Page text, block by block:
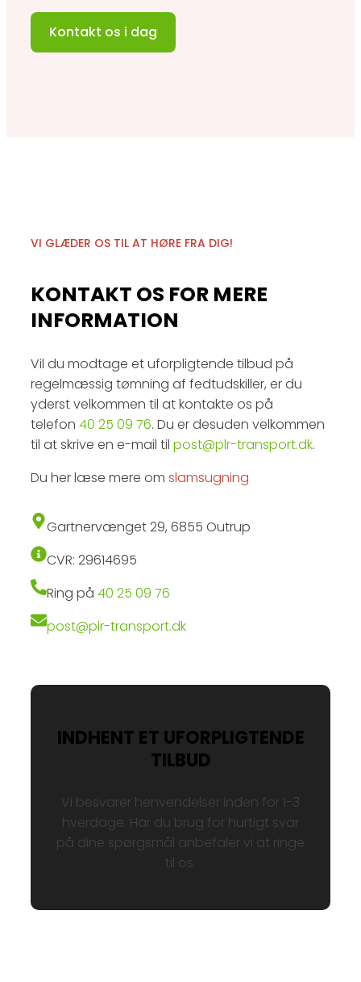
Kontakt os i dag
VI GLÆDER OS TIL AT HØRE FRA DIG!
KONTAKT OS FOR MERE
INFORMATION
Vil du modtage et uforpligtende tilbud på
regelmæssig tømning af fedtudskiller, er du
yderst velkommen til at kontakte os på
telefon 40 25 09 76. Du er desuden velkommen
til at skrive en e-mail til post@plr-transport.dk.​
Du her læse mere om slamsugning
Gartnervænget 29, 6855 Outrup
CVR: 29614695
Ring på 40 25 09 76
post@plr-transport.dk
INDHENT ET UFORPLIGTENDE
TILBUD
Vi besvarer henvendelser inden for 1-3
hverdage. Har du brug for hurtigt svar
på dine spørgsmål anbefaler vi at ringe
til os.